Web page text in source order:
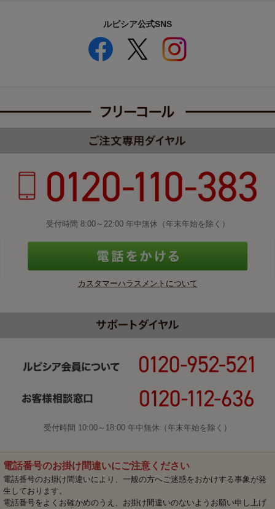
ルピシア公式SNS
受付時間 8:00～22:00 年中無休（年末年始を除く）
カスタマーハラスメントについて
受付時間 10:00～18:00 年中無休（年末年始を除く）
電話番号のお掛け間違いにご注意ください
電話番号のお掛け間違いにより、一般の方へご迷惑をおかけする事象が発
生しております。
電話番号をよくお確かめのうえ、お掛け間違いのないようお願い申し上げ